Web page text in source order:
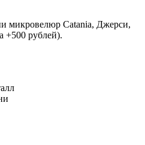
микровелюр Catania, Джерси,
+500 рублей).